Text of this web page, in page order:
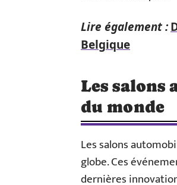
Lire également :
Belgique
Les salons
du monde
Les salons
globe. Ces
dernières